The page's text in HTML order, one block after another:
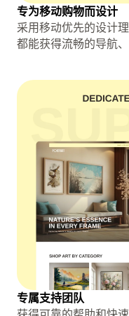
专为移动购物而设计
采用移动优先的设计
都能获得流畅的导航
专属支持团队